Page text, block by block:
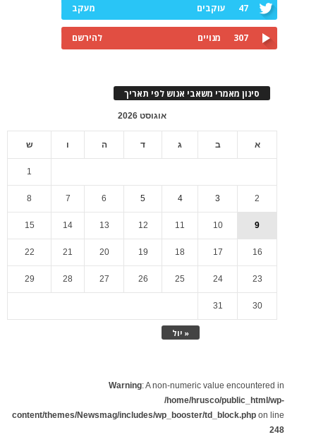
47 עוקבים מעקב
307 מנויים להירשם
סינון מאמרי משאבי אנוש לפי תאריך
אוגוסט 2026
א ב ג ד ה ו ש
« יול
1
2
3
4
5
6
7
8
9
10
11
12
13
14
15
16
17
18
19
20
21
22
23
24
25
26
27
28
29
30
31
Warning: A non-numeric value encountered in
/home/hrusco/public_html/wp-
content/themes/Newsmag/includes/wp_booster/td_block.php on line
248